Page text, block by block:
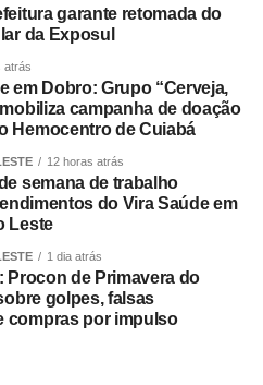
estabelecimentos enquanto
à escola e vendo tudo isso.
e adolescentes ficarão
sexual e à pedofilia. Por tudo
para a prefeitura liberar
um motel próximo de escolas
afirmou o vereador.
o projeto estabelece
Esses empreendimentos
externa com conteúdo sexual
medidas para reduzir
garante retomada do
da Exposul
atrás
em Dobro: Grupo “Cerveja,
campanha de doação
Hemocentro de Cuiabá
12 horas atrás
semana de trabalho
do Vira Saúde em
Leste
1 dia atrás
Procon de Primavera do
golpes, falsas
compras por impulso